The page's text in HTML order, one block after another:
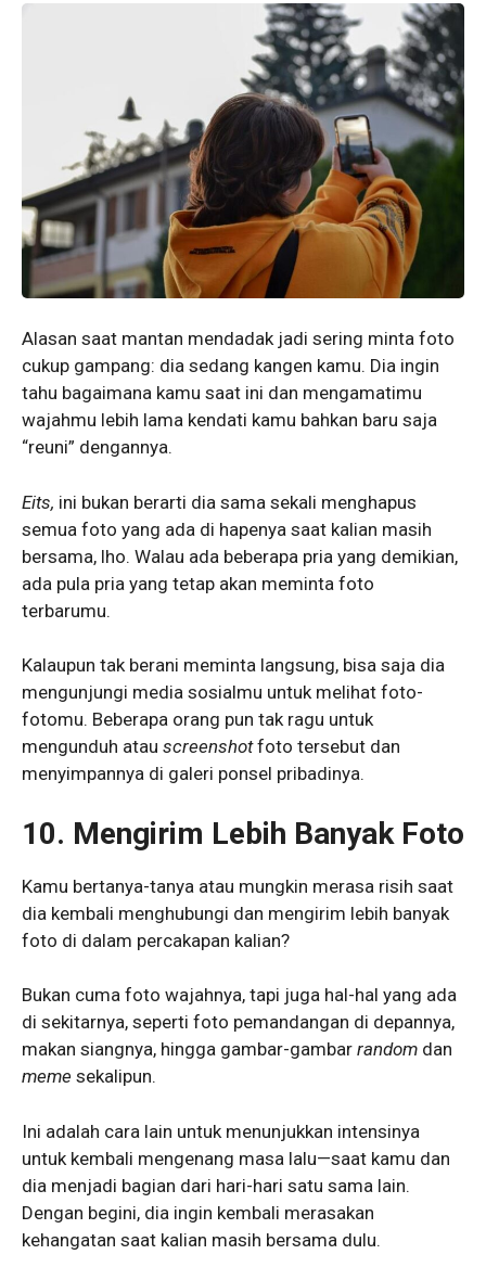
Alasan saat mantan mendadak jadi sering minta foto
cukup gampang: dia sedang kangen kamu. Dia ingin
tahu bagaimana kamu saat ini dan mengamatimu
wajahmu lebih lama kendati kamu bahkan baru saja
“reuni” dengannya.
Eits, ini bukan berarti dia sama sekali menghapus
semua foto yang ada di hapenya saat kalian masih
bersama, lho. Walau ada beberapa pria yang demikian,
ada pula pria yang tetap akan meminta foto
terbarumu.
Kalaupun tak berani meminta langsung, bisa saja dia
mengunjungi media sosialmu untuk melihat foto-
fotomu. Beberapa orang pun tak ragu untuk
mengunduh atau screenshotfoto tersebut dan
menyimpannya di galeri ponsel pribadinya.
10. Mengirim Lebih Banyak Foto
Kamu bertanya-tanya atau mungkin merasa risih saat
dia kembali menghubungi dan mengirim lebih banyak
foto di dalam percakapan kalian?
Bukan cuma foto wajahnya, tapi juga hal-hal yang ada
di sekitarnya, seperti foto pemandangan di depannya,
makan siangnya, hingga gambar-gambar random dan
meme sekalipun.
Ini adalah cara lain untuk menunjukkan intensinya
untuk kembali mengenang masa lalu—saat kamu dan
dia menjadi bagian dari hari-hari satu sama lain.
Dengan begini, dia ingin kembali merasakan
kehangatan saat kalian masih bersama dulu.